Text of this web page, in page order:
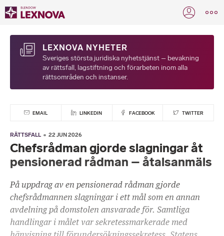
LEXNOVA NYHETER
Sveriges största juridiska nyhetstjänst – bevakning
av rättsfall, lagstiftning och förarbeten inom alla
rättsområden och instanser.
EMAIL LINKEDIN FACEBOOK TWITTER
RÄTTSFALL 22 JUN 2026
Chefsrådman gjorde slagningar åt
pensionerad rådman – åtalsanmäls
På uppdrag av en pensionerad rådman gjorde
chefsrådmannen slagningar i ett mål som en annan
avdelning på domstolen ansvarade för. Samtliga
handlingar i målet var sekretessmarkerade med